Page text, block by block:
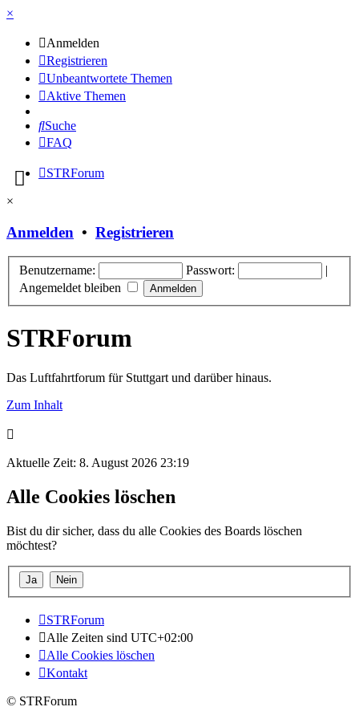
×
Anmelden
Registrieren
Unbeantwortete Themen
Aktive Themen
Suche
FAQ
STRForum
×
Anmelden • Registrieren
Benutzername: Passwort:
|
Angemeldet bleiben
STRForum
Das Luftfahrtforum für Stuttgart und darüber hinaus.
Zum Inhalt
Aktuelle Zeit: 8. August 2026 23:19
Alle Cookies löschen
Bist du dir sicher, dass du alle Cookies des Boards löschen
möchtest?
STRForum
Alle Zeiten sind UTC+02:00
Alle Cookies löschen
Kontakt
© STRForum